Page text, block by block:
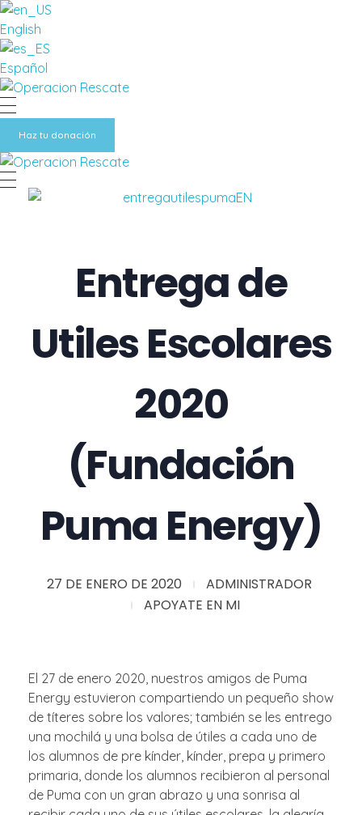
English
Español
Fundacion Operacion Rescate
Haz tu donación
Fundacion Operacion Rescate
Entrega de
Utiles Escolares
2020
(Fundación
Puma Energy)
27 DE ENERO DE 2020
ADMINISTRADOR
APOYATE EN MI
El 27 de enero 2020, nuestros amigos de Puma
Energy estuvieron compartiendo un pequeño show
de títeres sobre los valores; también se les entrego
una mochilá y una bolsa de útiles a cada uno de
los alumnos de pre kínder, kínder, prepa y primero
primaria, donde los alumnos recibieron al personal
de Puma con un gran abrazo y una sonrisa al